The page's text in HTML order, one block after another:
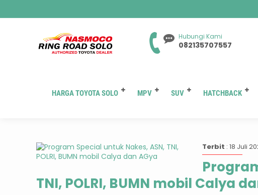
Hubungi Kami
082135707557
HARGA TOYOTA SOLO MPV SUV HATCHBACK
Terbit : 18 Juli
TNI, POLRI, BUMN mobil Calya